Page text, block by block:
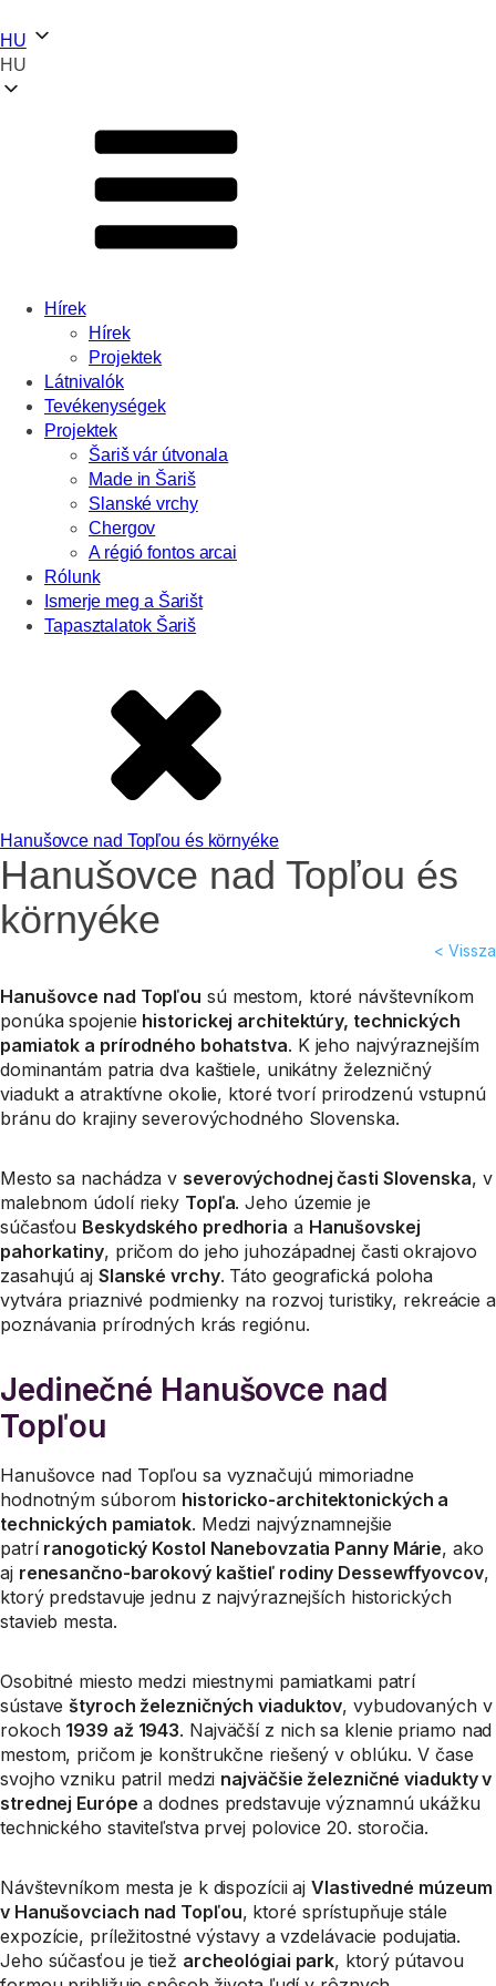
HU
HU
Hírek
Hírek
Projektek
Látnivalók
Tevékenységek
Projektek
Šariš vár útvonala
Made in Šariš
Slanské vrchy
Chergov
A régió fontos arcai
Rólunk
Ismerje meg a Šarišt
Tapasztalatok Šariš
Hanušovce nad Topľou és környéke
Hanušovce nad Topľou és
környéke
< Vissza
Hanušovce nad Topľou sú mestom, ktoré návštevníkom
ponúka spojenie historickej architektúry, technických
pamiatok a prírodného bohatstva. K jeho najvýraznejším
dominantám patria dva kaštiele, unikátny železničný
viadukt a atraktívne okolie, ktoré tvorí prirodzenú vstupnú
bránu do krajiny severovýchodného Slovenska.
Mesto sa nachádza v severovýchodnej časti Slovenska, v
malebnom údolí rieky Topľa. Jeho územie je
súčasťou Beskydského predhoria a Hanušovskej
pahorkatiny, pričom do jeho juhozápadnej časti okrajovo
zasahujú aj Slanské vrchy. Táto geografická poloha
vytvára priaznivé podmienky na rozvoj turistiky, rekreácie a
poznávania prírodných krás regiónu.
Jedinečné Hanušovce nad
Topľou
Hanušovce nad Topľou sa vyznačujú mimoriadne
hodnotným súborom historicko-architektonických a
technických pamiatok. Medzi najvýznamnejšie
patrí ranogotický Kostol Nanebovzatia Panny Márie, ako
aj renesančno-barokový kaštieľ rodiny Dessewffyovcov,
ktorý predstavuje jednu z najvýraznejších historických
stavieb mesta.
Osobitné miesto medzi miestnymi pamiatkami patrí
sústave štyroch železničných viaduktov, vybudovaných v
rokoch 1939 až 1943. Najväčší z nich sa klenie priamo nad
mestom, pričom je konštrukčne riešený v oblúku. V čase
svojho vzniku patril medzi najväčšie železničné viadukty v
strednej Európe a dodnes predstavuje významnú ukážku
technického staviteľstva prvej polovice 20. storočia.
Návštevníkom mesta je k dispozícii ajVlastivedné múzeum
v Hanušovciach nad Topľou, ktoré sprístupňuje stále
expozície, príležitostné výstavy a vzdelávacie podujatia.
Jeho súčasťou je tiež archeológiai park, ktorý pútavou